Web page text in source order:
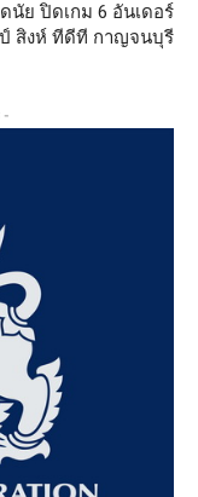
นัย ปิดเกม 6 อันเดอร์
สิงห์ ทีดีที กาญจนบุรี
-